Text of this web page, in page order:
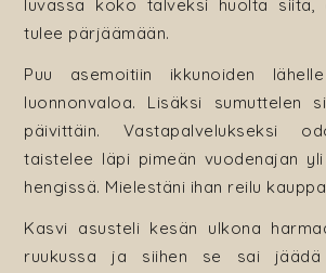
luvassa koko talveksi huolta siitä,
tulee pärjäämään.
Puu asemoitiin ikkunoiden
luonnonvaloa. Lisäksi sumuttelen
päivittäin. Vastapalvelukseksi
taistelee läpi pimeän vuodenajan
hengissä. Mielestäni ihan reilu
Kasvi asusteli kesän ulkona
ruukussa ja siihen se sai jäädä